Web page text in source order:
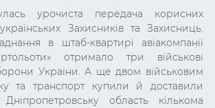
урочиста передача корисних
Захисників та Захисниць.
в штаб-квартирі авіакомпанії
отримало три військові
України. А ще двом військовим
та транспорт купили й доставили
область кількома